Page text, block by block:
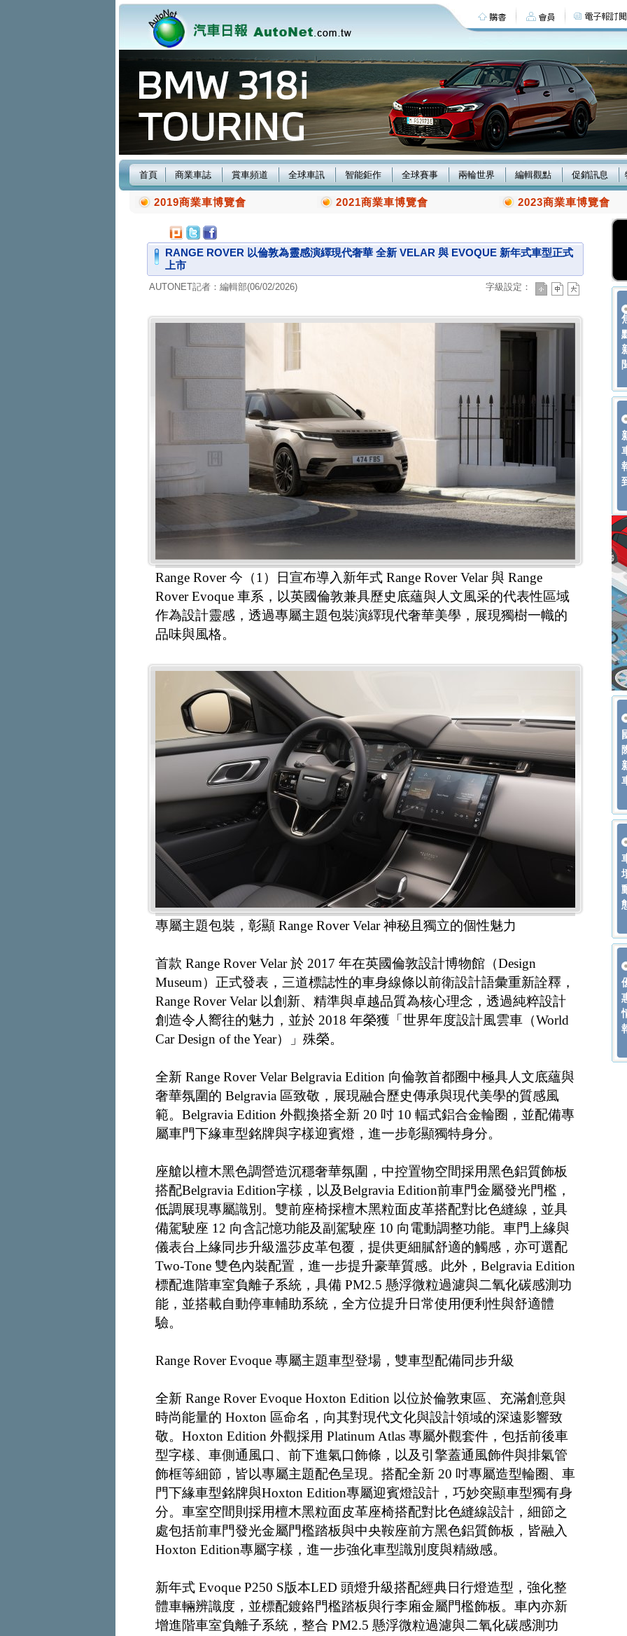
首頁 商業車誌 賞車頻道 全球車訊 智能鉅作 全球賽事 兩輪世界 編輯觀點 促銷訊息
2019商業車博覽會 2021商業車博覽會 2023商業車博覽會
RANGE ROVER 以倫敦為靈感演繹現代奢華 全新 VELAR 與 EVOQUE 新年式車型正式
上市
AUTONET記者：編輯部(06/02/2026) 字級設定：
Range Rover 今（1）日宣布導入新年式 Range Rover Velar 與 Range
Rover Evoque 車系，以英國倫敦兼具歷史底蘊與人文風采的代表性區域
作為設計靈感，透過專屬主題包裝演繹現代奢華美學，展現獨樹一幟的
品味與風格。
專屬主題包裝，彰顯 Range Rover Velar 神秘且獨立的個性魅力
首款 Range Rover Velar 於 2017 年在英國倫敦設計博物館（Design
Museum）正式發表，三道標誌性的車身線條以前衛設計語彙重新詮釋，
Range Rover Velar 以創新、精準與卓越品質為核心理念，透過純粹設計
創造令人嚮往的魅力，並於 2018 年榮獲「世界年度設計風雲車（World
Car Design of the Year）」殊榮。
全新 Range Rover Velar Belgravia Edition 向倫敦首都圈中極具人文底蘊與
奢華氛圍的 Belgravia 區致敬，展現融合歷史傳承與現代美學的質感風
範。Belgravia Edition 外觀換搭全新 20 吋 10 輻式鋁合金輪圈，並配備專
屬車門下緣車型銘牌與字樣迎賓燈，進一步彰顯獨特身分。
座艙以檀木黑色調營造沉穩奢華氛圍，中控置物空間採用黑色鋁質飾板
搭配Belgravia Edition字樣，以及Belgravia Edition前車門金屬發光門檻，
低調展現專屬識別。雙前座椅採檀木黑粒面皮革搭配對比色縫線，並具
備駕駛座 12 向含記憶功能及副駕駛座 10 向電動調整功能。車門上緣與
儀表台上緣同步升級溫莎皮革包覆，提供更細膩舒適的觸感，亦可選配
Two-Tone 雙色內裝配置，進一步提升豪華質感。此外，Belgravia Edition
標配進階車室負離子系統，具備 PM2.5 懸浮微粒過濾與二氧化碳感測功
能，並搭載自動停車輔助系統，全方位提升日常使用便利性與舒適體
驗。
Range Rover Evoque 專屬主題車型登場，雙車型配備同步升級
全新 Range Rover Evoque Hoxton Edition 以位於倫敦東區、充滿創意與
時尚能量的 Hoxton 區命名，向其對現代文化與設計領域的深遠影響致
敬。Hoxton Edition 外觀採用 Platinum Atlas 專屬外觀套件，包括前後車
型字樣、車側通風口、前下進氣口飾條，以及引擎蓋通風飾件與排氣管
飾框等細節，皆以專屬主題配色呈現。搭配全新 20 吋專屬造型輪圈、車
門下緣車型銘牌與Hoxton Edition專屬迎賓燈設計，巧妙突顯車型獨有身
分。車室空間則採用檀木黑粒面皮革座椅搭配對比色縫線設計，細節之
處包括前車門發光金屬門檻踏板與中央鞍座前方黑色鋁質飾板，皆融入
Hoxton Edition專屬字樣，進一步強化車型識別度與精緻感。
新年式 Evoque P250 S版本LED 頭燈升級搭配經典日行燈造型，強化整
體車輛辨識度，並標配鍍鉻門檻踏板與行李廂金屬門檻飾板。車內亦新
增進階車室負離子系統，整合 PM2.5 懸浮微粒過濾與二氧化碳感測功